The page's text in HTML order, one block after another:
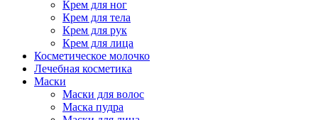
Крем для ног
Крем для тела
Крем для рук
Крем для лица
Косметическое молочко
Лечебная косметика
Маски
Маски для волос
Маска пудра